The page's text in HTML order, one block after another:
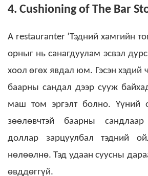
4. Cushioning of The Bar
A restauranter ’Тэдний хамгийн
орныг нь санагдуулам эсвэл
хоол өгөх явдал юм. Гэсэн хэдий ч
баарны сандал дээр сууж
маш том эргэлт болно. Үүний
зөөлөвчтэй баарны сандлаар
доллар зарцуулбал тэдний
нөлөөлнө.Тэд удаан суусны
өвддөггүй.